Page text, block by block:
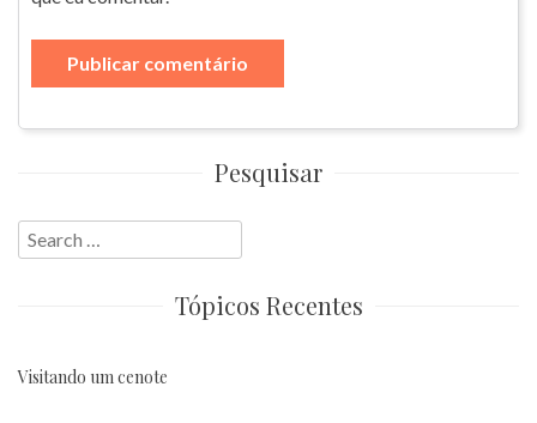
Pesquisar
Search
for:
Tópicos Recentes
Visitando um cenote